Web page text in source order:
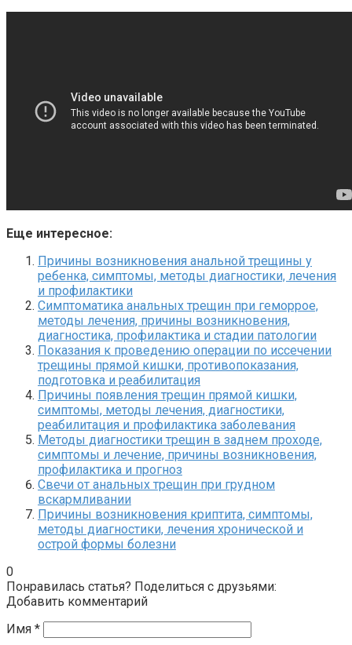
Еще интересное:
Причины возникновения анальной трещины у
ребенка, симптомы, методы диагностики, лечения
и профилактики
Симптоматика анальных трещин при геморрое,
методы лечения, причины возникновения,
диагностика, профилактика и стадии патологии
Показания к проведению операции по иссечении
трещины прямой кишки, противопоказания,
подготовка и реабилитация
Причины появления трещин прямой кишки,
симптомы, методы лечения, диагностики,
реабилитация и профилактика заболевания
Методы диагностики трещин в заднем проходе,
симптомы и лечение, причины возникновения,
профилактика и прогноз
Свечи от анальных трещин при грудном
вскармливании
Причины возникновения криптита, симптомы,
методы диагностики, лечения хронической и
острой формы болезни
0
Понравилась статья? Поделиться с друзьями:
Добавить комментарий
Имя *